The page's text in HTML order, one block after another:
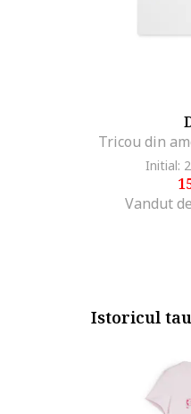
Initial:
Vandut
Istoricul